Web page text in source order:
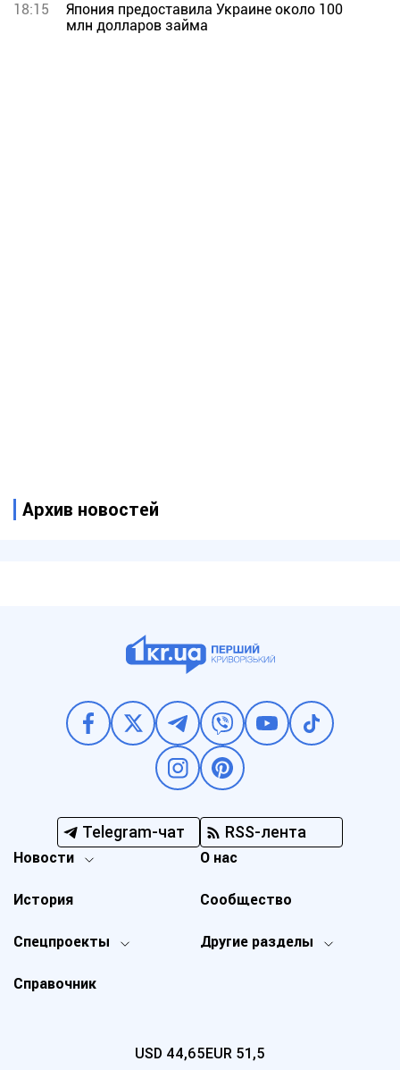
18:15
Япония предоставила Украине около 100
млн долларов займа
Архив новостей
Telegram-чат RSS-лента
Новости
Спецпроекты Другие разделы
История
О нас
Справочник
Сообщество
USD 44,65EUR 51,5